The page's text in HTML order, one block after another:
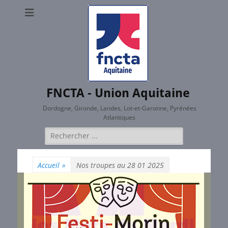
FNCTA - Union Aquitaine
Dordogne, Gironde, Landes, Lot-et-Garonne, Pyrénées
Atlantiques
Rechercher :
Accueil » Nos troupes au 28 01 2025